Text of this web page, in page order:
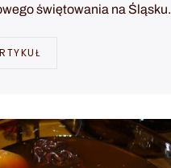
świętowania na Śląsku.